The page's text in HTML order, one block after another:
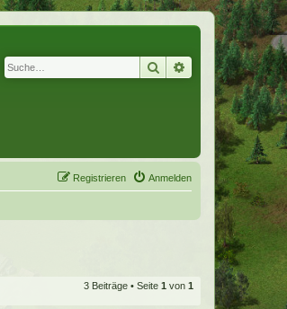
Suche Erweiterte Suche
Anmelden
Registrieren
3 Beiträge • Seite 1 von 1